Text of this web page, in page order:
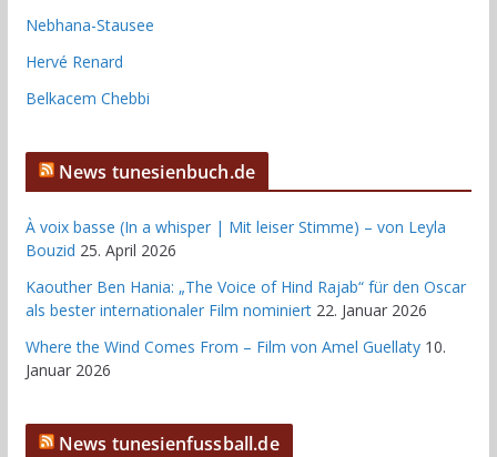
Nebhana-Stausee
Hervé Renard
Belkacem Chebbi
News tunesienbuch.de
À voix basse (In a whisper | Mit leiser Stimme) – von Leyla
Bouzid 25. April 2026
Kaouther Ben Hania: „The Voice of Hind Rajab“ für den Oscar
als bester internationaler Film nominiert 22. Januar 2026
Where the Wind Comes From – Film von Amel Guellaty 10.
Januar 2026
News tunesienfussball.de